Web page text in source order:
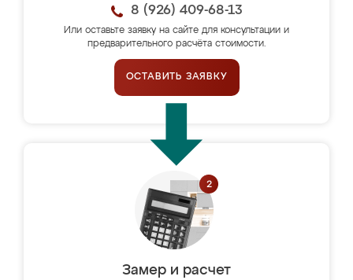
8 (926) 409-68-13
Или оставьте заявку на сайте для консультации и
предварительного расчёта стоимости.
ОСТАВИТЬ ЗАЯВКУ
Замер и расчет